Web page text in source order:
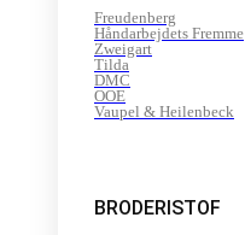
Freudenberg
Håndarbejdets Fremme
Zweigart
Tilda
DMC
OOE
Vaupel & Heilenbeck
BRODERISTOF